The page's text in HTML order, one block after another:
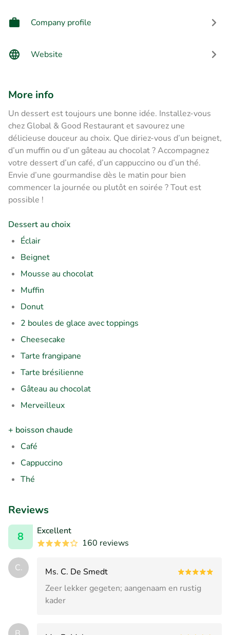
Company profile
Website
More info
Un dessert est toujours une bonne idée. Installez-vous
chez Global & Good Restaurant et savourez une
délicieuse douceur au choix. Que diriez-vous d’un beignet,
d’un muffin ou d’un gâteau au chocolat ? Accompagnez
votre dessert d’un café, d’un cappuccino ou d’un thé.
Envie d’une gourmandise dès le matin pour bien
commencer la journée ou plutôt en soirée ? Tout est
possible !
Dessert au choix
Éclair
Beignet
Mousse au chocolat
Muffin
Donut
2 boules de glace avec toppings
Cheesecake
Tarte frangipane
Tarte brésilienne
Gâteau au chocolat
Merveilleux
+ boisson chaude
Café
Cappuccino
Thé
Reviews
8
Excellent
160 reviews
C.
Ms. C. De Smedt
Zeer lekker gegeten; aangenaam en rustig
kader